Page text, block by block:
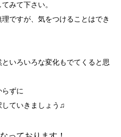
みて下さい。
ですが、気をつけることはでき
いろいろな変化もでてくると思
ずに
していきましょう♫